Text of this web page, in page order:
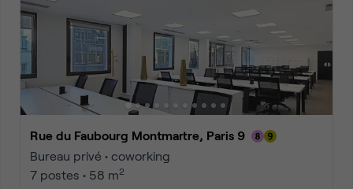
Rue du Faubourg Montmartre, Paris 9
Bureau privé • coworking
7 postes • 58 m2